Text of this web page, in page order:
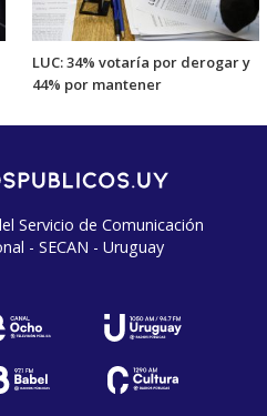
LUC: 34% votaría por derogar y
44% por mantener
Servicio de Comunicación
- SECAN - Uruguay